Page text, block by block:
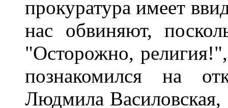
прокуратура имеет
нас обвиняют,
"Осторожно,
познакомился на
Людмила Василовская,